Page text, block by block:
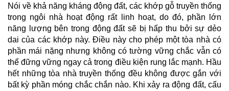
Nói về khả năng kháng động đất, các khớp gỗ truyền thống
trong ngôi nhà hoạt động rất linh hoạt, do đó, phần lớn
năng lượng bên trong động đất sẽ bị hấp thu bởi sự dẻo
dai của các khớp này. Điều này cho phép một tòa nhà có
phần mái nặng nhưng không có tường vững chắc vẫn có
thể đững vững ngay cả trong điều kiện rung lắc mạnh. Hầu
hết những tòa nhà truyền thống đều không được gắn với
bất kỳ phần móng chắc chắn nào. Khi xảy ra động đất, cấu